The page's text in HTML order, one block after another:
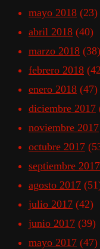
mayo 2018 (23)
abril 2018 (40)
marzo 2018 (38)
febrero 2018
enero 2018 (47)
diciembre 2017
noviembre 2017
octubre 2017
septiembre 2017
agosto 2017
julio 2017 (42)
junio 2017 (39)
mayo 2017 (47)